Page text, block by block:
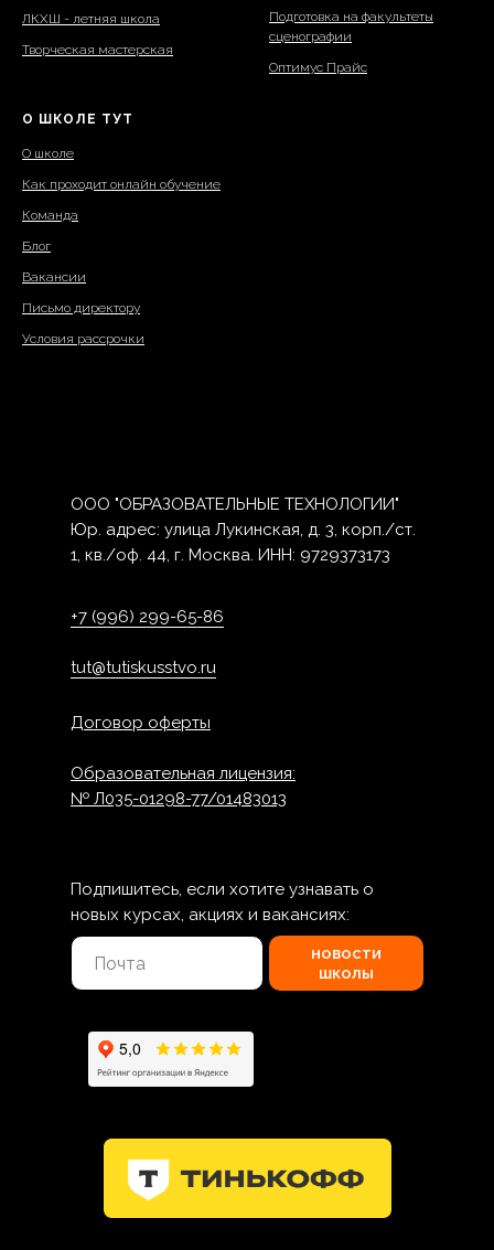
ЛКХШ - летняя школа
Творческая мастерская
Подготовка на факультеты
сценографии
Оптимус Прайс
О ШКОЛЕ ТУТ
О школе
Как проходит онлайн обучение
Команда
Блог
Вакансии
Письмо директору
Условия рассрочки
ООО "ОБРАЗОВАТЕЛЬНЫЕ ТЕХНОЛОГИИ"
Юр. адрес: улица Лукинская, д. 3, корп./ст.
1, кв./оф. 44, г. Москва. ИНН: 9729373173
+7 (996) 299-65-86
tut@tutiskusstvo.ru
новости
школы
Подпишитесь, если хотите узнавать о
новых курсах, акциях и вакансиях:
Договор оферты
Образовательная лицензия:
№ Л035-01298-77/01483013